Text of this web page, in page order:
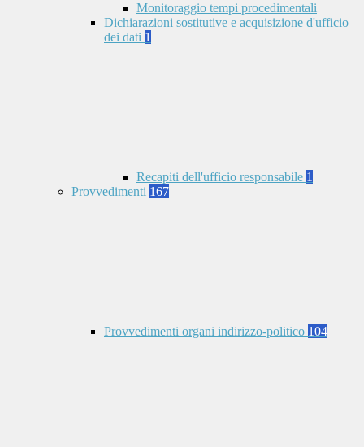
Monitoraggio tempi procedimentali
Dichiarazioni sostitutive e acquisizione d'ufficio
dei dati 1
Recapiti dell'ufficio responsabile 1
Provvedimenti 167
Provvedimenti organi indirizzo-politico 104